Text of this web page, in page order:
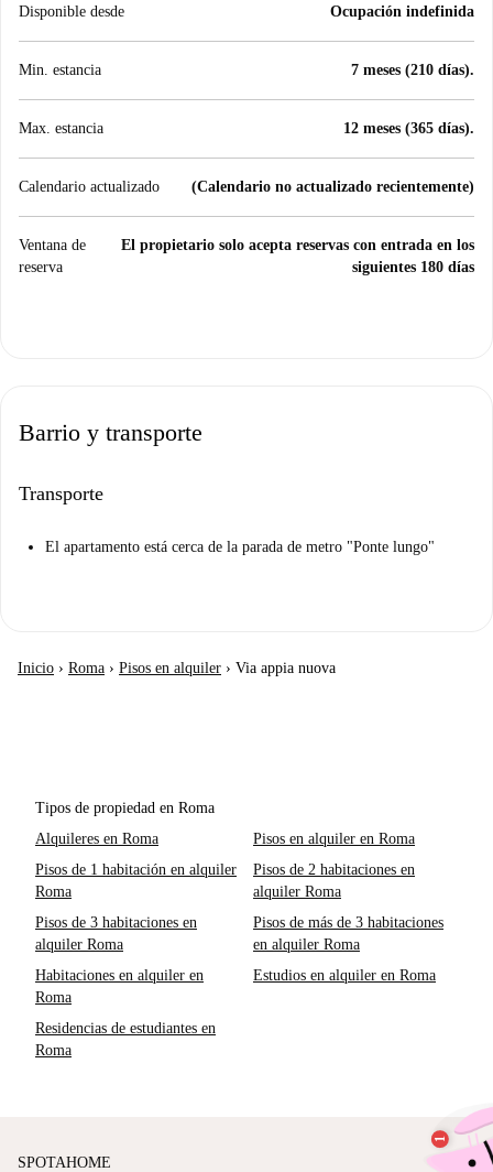
Disponible desde Ocupación indefinida
Min. estancia 7 meses (210 días).
Max. estancia 12 meses (365 días).
Calendario actualizado (Calendario no actualizado recientemente)
Ventana de
reserva
El propietario solo acepta reservas con entrada en los
siguientes 180 días
Barrio y transporte
Transporte
El apartamento está cerca de la parada de metro "Ponte lungo"
Inicio › Roma › Pisos en alquiler › Via appia nuova
Tipos de propiedad en Roma
Alquileres en Roma
Pisos en alquiler en Roma
Pisos de 1 habitación en alquiler
Roma
Pisos de 2 habitaciones en
alquiler Roma
Pisos de 3 habitaciones en
alquiler Roma
Pisos de más de 3 habitaciones
en alquiler Roma
Habitaciones en alquiler en
Roma
Estudios en alquiler en Roma
Residencias de estudiantes en
Roma
SPOTAHOME